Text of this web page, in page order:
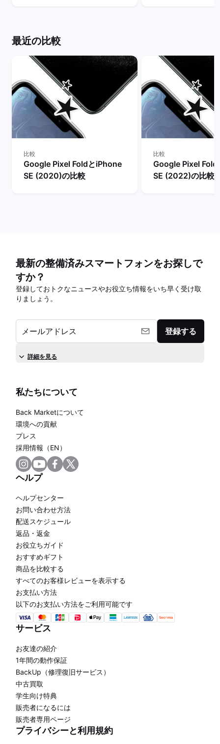
最近の比較
比較
Google Pixel FoldとiPhone
SE (2020)の比較
比較
Google Pixel
SE (2022)の比較
最新の整備済みスマートフォンをお探しで
すか？
登録しておトクなニュースやお役立ち情報をいち早く受け取
りましょう。
メールアドレス 登録する
詳細を見る
私たちについて
Back Marketについて
環境への貢献
プレス
採用情報（EN）
ヘルプ
ヘルプセンター
お問い合わせ方法
配送スケジュール
返品・返金
お役立ちガイド
おすすめギフト
商品を比較する
すべてのお客様レビューを表示する
お支払い方法
以下のお支払い方法をご利用可能です
サービス
お友達の紹介
1年間の動作保証
BackUp（修理復旧サービス）
中古買取
学生向け特典
販売者になるには
販売者専用ページ
プライバシーと利用規約